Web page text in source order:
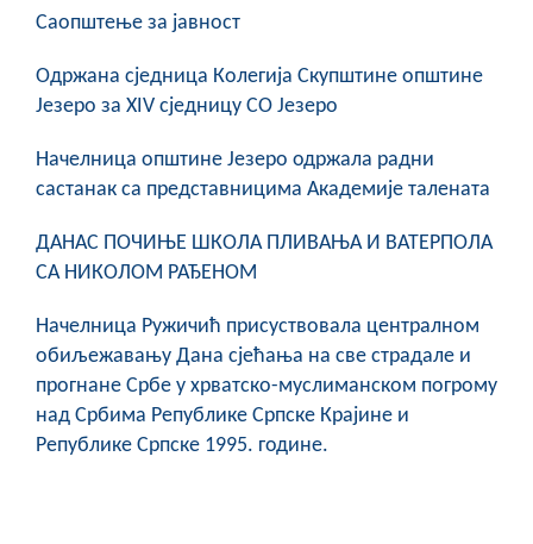
Саопштење за јавност
Oдржана сједница Колегија Скупштине општине
Језеро за XIV сједницу СО Језеро
Начелница општине Језеро одржала радни
састанак са представницима Академије талената
ДАНАС ПОЧИЊЕ ШКОЛА ПЛИВАЊА И ВАТЕРПОЛА
СА НИКОЛОМ РАЂЕНОМ
Начелница Ружичић присуствовала централном
обиљежавању Дана сјећања на све страдале и
прогнане Србе у хрватско-муслиманском погрому
над Србима Републике Српске Крајине и
Републике Српске 1995. године.